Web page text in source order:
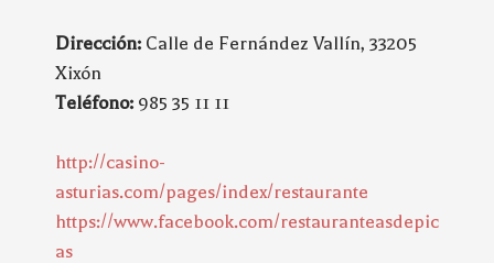
Dirección: Calle de Fernández Vallín, 33205
Xixón
Teléfono: 985 35 11 11
http://casino-
asturias.com/pages/index/restaurante
https://www.facebook.com/restauranteasdepic
as